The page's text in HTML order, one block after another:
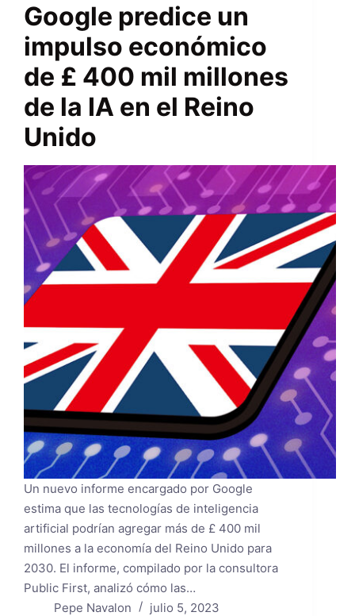
Google predice un
impulso económico
de £ 400 mil millones
de la IA en el Reino
Unido
Un nuevo informe encargado por Google
estima que las tecnologías de inteligencia
artificial podrían agregar más de £ 400 mil
millones a la economía del Reino Unido para
2030. El informe, compilado por la consultora
Public First, analizó cómo las…
Pepe Navalon
julio 5, 2023